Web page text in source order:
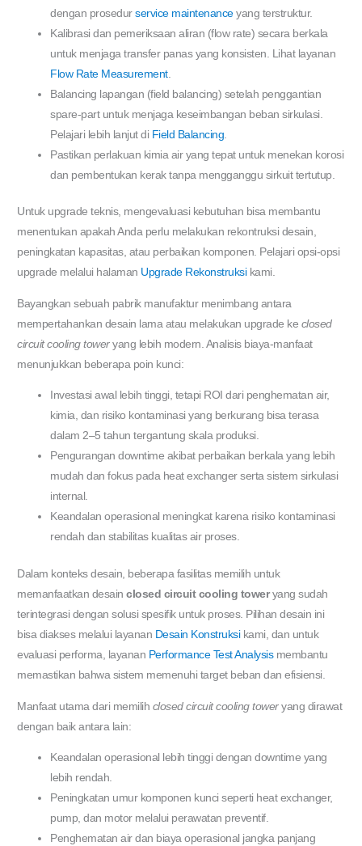
dengan prosedurservice maintenanceyang terstruktur.
Kalibrasi dan pemeriksaan aliran (flow rate) secara berkala
untuk menjaga transfer panas yang konsisten. Lihat layanan
Flow Rate Measurement.
Balancing lapangan (field balancing) setelah penggantian
spare-part untuk menjaga keseimbangan beban sirkulasi.
Pelajari lebih lanjut di Field Balancing
Pastikan perlakuan kimia air yang tepat untuk menekan korosi
dan pembentukan kerak tanpa mengganggu sirkuit tertutup.
Untuk upgrade teknis, mengevaluasi kebutuhan bisa membantu
menentukan apakah Anda perlu melakukan rekontruksi desain,
peningkatan kapasitas, atau perbaikan komponen. Pelajari opsi-opsi
upgrade melalui halaman Upgrade Rekonstruksikami.
Bayangkan sebuah pabrik manufaktur menimbang antara
mempertahankan desain lama atau melakukan upgrade ke closed
circuit cooling toweryang lebih modern. Analisis biaya-manfaat
menunjukkan beberapa poin kunci:
Investasi awal lebih tinggi, tetapi ROI dari penghematan air,
kimia, dan risiko kontaminasi yang berkurang bisa terasa
dalam 2–5 tahun tergantung skala produksi.
Pengurangan downtime akibat perbaikan berkala yang lebih
mudah dan fokus pada heat exchanger serta sistem sirkulasi
internal.
Keandalan operasional meningkat karena risiko kontaminasi
rendah dan stabilitas kualitas air proses.
Dalam konteks desain, beberapa fasilitas memilih untuk
memanfaatkan desainclosed circuit cooling toweryang sudah
terintegrasi dengan solusi spesifik untuk proses. Pilihan desain ini
bisa diakses melalui layanan Desain Konstruksikami, dan untuk
evaluasi performa, layanan Performance Test Analysismembantu
memastikan bahwa sistem memenuhi target beban dan efisiensi.
Manfaat utama dari memilih closed circuit cooling toweryang dirawat
dengan baik antara lain:
Keandalan operasional lebih tinggi dengan downtime yang
lebih rendah.
Peningkatan umur komponen kunci seperti heat exchanger,
pump, dan motor melalui perawatan preventif.
Penghematan air dan biaya operasional jangka panjang